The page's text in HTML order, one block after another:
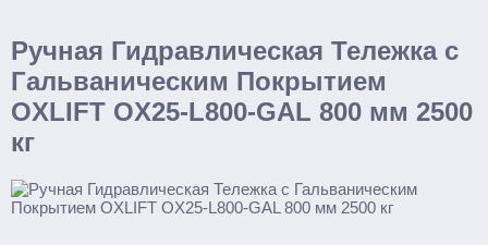
Ручная Гидравлическая Тележка c
Гальваническим Покрытием
OXLIFT OX25-L800-GAL 800 мм 2500
кг
Многоходовые
Узкопроходные штабелеры
Подъемники
Телескопические